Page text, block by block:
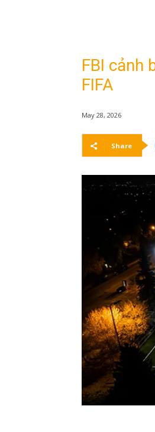
FBI cảnh
FIFA
May 28, 2026
Share